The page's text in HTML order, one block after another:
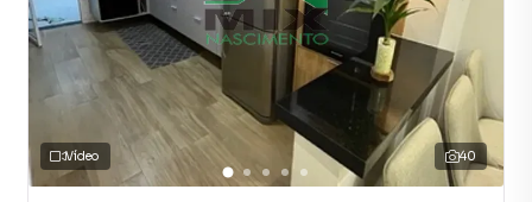
Contamos também com um time de programadores,
corretores treinados e uma central de atendimento
preparada para atender proprietários e inquilinos.
40
Vídeo